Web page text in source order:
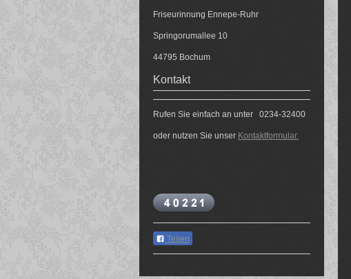
Friseurinnung Ennepe-Ruhr
Springorumallee 10
44795 Bochum
Kontakt
Rufen Sie einfach an unter 0234-32400
oder nutzen Sie unser Kontaktformular.
Teilen